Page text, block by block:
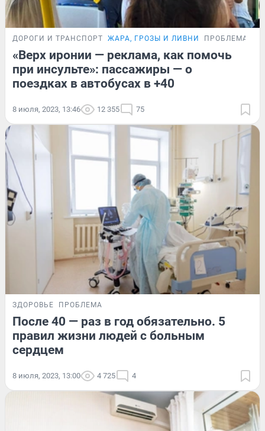
ДОРОГИ И ТРАНСПОРТ ЖАРА, ГРОЗЫ И ЛИВНИ ПРОБЛЕМА
«Верх иронии — реклама, как помочь
при инсульте»: пассажиры — о
поездках в автобусах в +40
8 июля, 2023, 13:46 12 355 75
ЗДОРОВЬЕ ПРОБЛЕМА
После 40 — раз в год обязательно. 5
правил жизни людей с больным
сердцем
8 июля, 2023, 13:00 4 725 4